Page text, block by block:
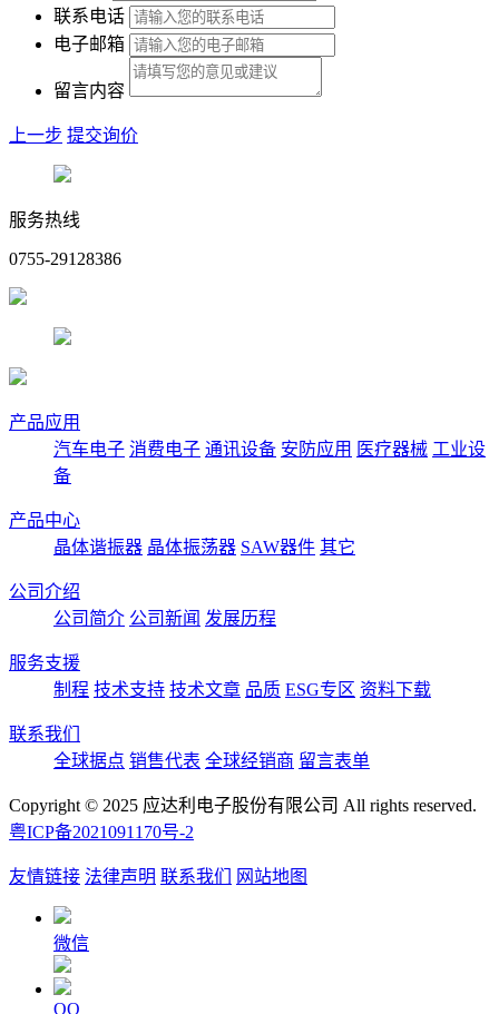
联系电话
电子邮箱
留言内容
上一步 提交询价
服务热线
0755-29128386
产品应用
汽车电子 消费电子 通讯设备 安防应用 医疗器械 工业设
备
产品中心
晶体谐振器 晶体振荡器 SAW器件 其它
公司介绍
公司简介 公司新闻 发展历程
服务支援
制程 技术支持 技术文章 品质 ESG专区 资料下载
联系我们
全球据点 销售代表 全球经销商 留言表单
Copyright © 2025 应达利电子股份有限公司 All rights reserved.
粤ICP备2021091170号-2
友情链接 法律声明 联系我们 网站地图
微信
QQ